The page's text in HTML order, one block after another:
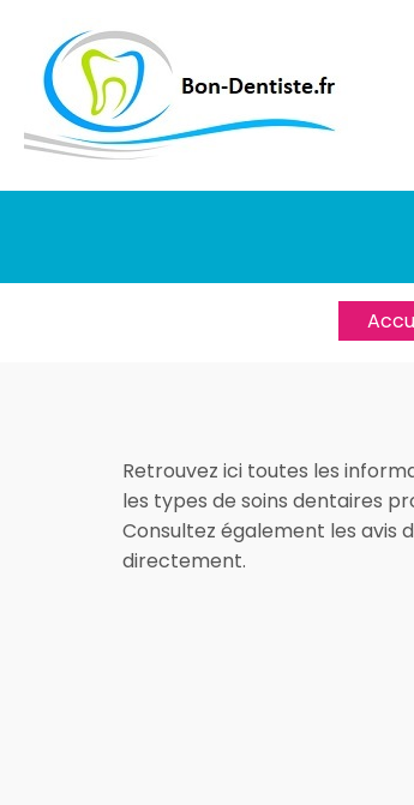
Retrouvez ici toutes les
les types de soins dentaires
Consultez également les avis
directement.